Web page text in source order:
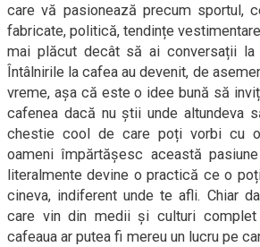
care vă pasionează precum sportul,
fabricate, politică, tendințe
mai plăcut decât să ai conversații
Întâlnirile la cafea au devenit, de
vreme, așa că este o idee bună să
cafenea dacă nu știi unde altundeva
chestie cool de care poți vorbi cu
oameni împărtășesc această
literalmente devine o practică ce o
cineva, indiferent unde te afli. Chiar
care vin din medii și culturi
cafeaua ar putea fi mereu un lucru pe